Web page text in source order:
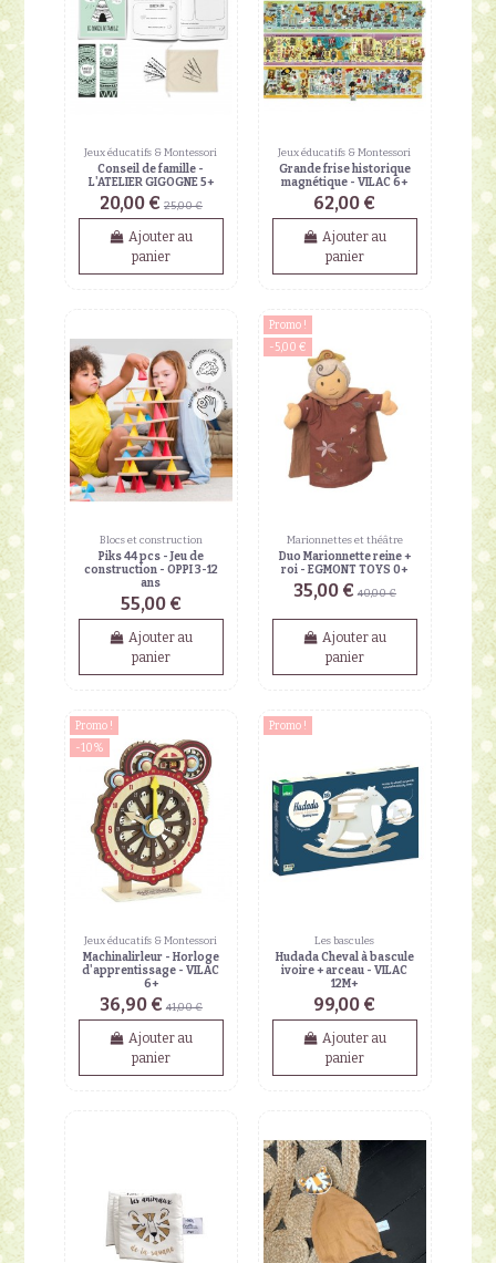
Jeux éducatifs & Montessori
Conseil de famille -
L'ATELIER GIGOGNE 5+
20,00 € 25,00 €
Ajouter au
panier
Jeux éducatifs & Montessori
Grande frise historique
magnétique - VILAC 6+
62,00 €
Ajouter au
panier
Blocs et construction
Piks 44 pcs - Jeu de
construction - OPPI 3-12
ans
55,00 €
Ajouter au
panier
Promo !
-5,00 €
Marionnettes et théâtre
Duo Marionnette reine +
roi - EGMONT TOYS 0+
35,00 €40,00 €
Ajouter au
panier
Promo !
-10%
Jeux éducatifs & Montessori
Machinalirleur - Horloge
d'apprentissage - VILAC
6+
36,90 €41,00 €
Ajouter au
panier
Promo !
Les bascules
Hudada Cheval à bascule
ivoire + arceau - VILAC
12M+
99,00 €
Ajouter au
panier